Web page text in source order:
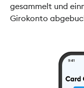
gesammelt und
Girokonto